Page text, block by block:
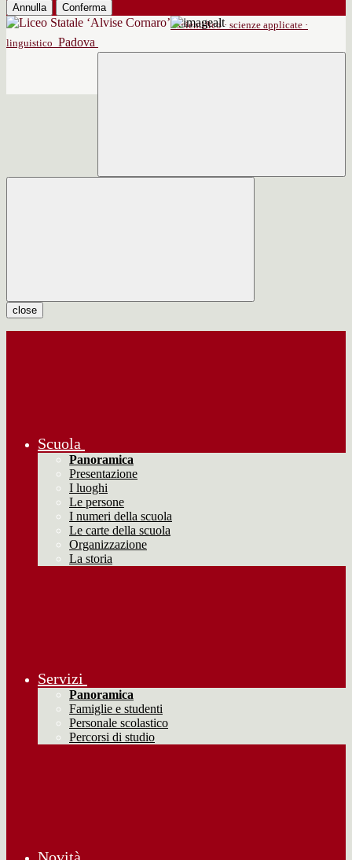
Annulla
Conferma
scientifico · scienze applicate ·
linguistico Padova
close
Scuola
Panoramica
Presentazione
I luoghi
Le persone
I numeri della scuola
Le carte della scuola
Organizzazione
La storia
Servizi
Panoramica
Famiglie e studenti
Personale scolastico
Percorsi di studio